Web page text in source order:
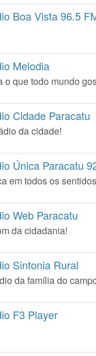
Boa Vista 96.5
Melodia
o que todo mundo
Cidade Paracatu
da cidade!
Única Paracatu
em todos os
Web Paracatu
da cidadania!
Sintonia Rural
da família do
F3 Player